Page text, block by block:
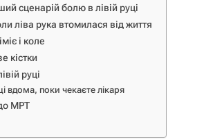
сценарій болю в лівій руці
ліва рука втомилася від життя
і коле
кістки
руці
вдома, поки чекаєте лікаря
МРТ